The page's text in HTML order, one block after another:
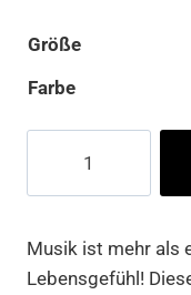
Größe
Farbe
Music
Menge
Musik ist mehr als
Lebensgefühl!